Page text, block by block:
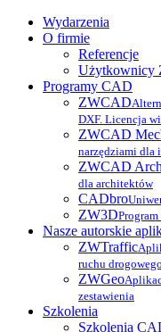
Wydarzenia
O firmie
Referencje
Użytkownicy
Programy CAD
ZWCAD
DXF. Licencja
ZWCAD
narzędziami dla
ZWCAD
dla architektów
CADbro
ZW3D
Nasze autorskie
ZWTraffic
ruchu drogowego
ZWGeo
zestawienia
Szkolenia
Szkolenia